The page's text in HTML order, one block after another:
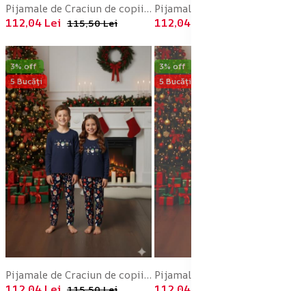
Pijamale de Craciun de copii,cu maneci si pantaloni lungi ,imprimeu pitic,En-gros
112,04 Lei 115,50 Lei 112,04 Lei
3% off
5 Bucăți
Pijamale de Craciun de copii,cu maneci si pantaloni lungi ,imprimeu figurine festive,En-gros
3% off
5 Bucăți